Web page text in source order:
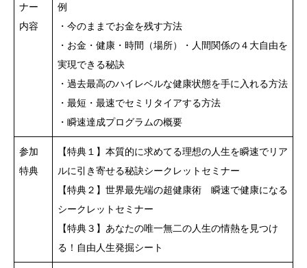
ナー
内容
例
・今のままでお金を残す方法
・お金・健康・時間（場所）・人間関係の４大自由を
実現できる秘訣
・過去最高のハイレベルな健康状態を手に入れる方法
・最短・最速でセミリタイアする方法
・瞬速達成プログラムの概要
参加
特典
【特典１】本質的に求めてる理想の人生を瞬速でリア
ルに引き寄せる秘訣シークレットセミナー
【特典２】世界最先端の超健康術 瞬速で健康になる
シークレットセミナー
【特典３】あなたの唯一無二の人生の情熱を見つけ
る！自由人生発掘シート